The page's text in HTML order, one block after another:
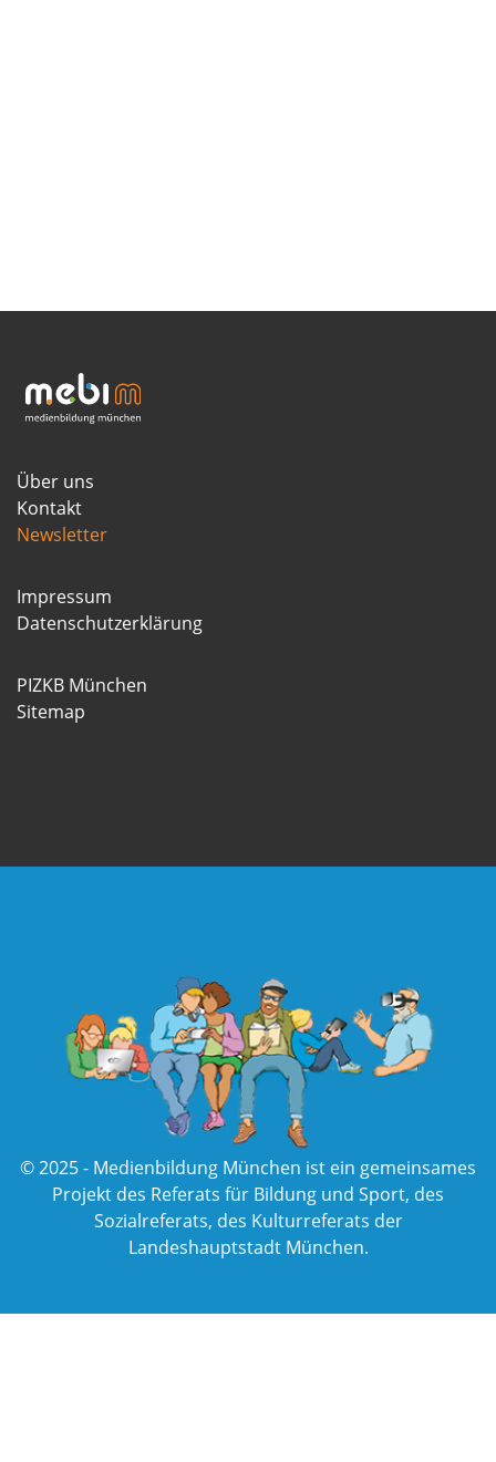
Über uns
Kontakt
Newsletter
Impressum
Datenschutzerklärung
PIZKB München
Sitemap
© 2025 - Medienbildung München ist ein gemeinsames
Projekt des Referats für Bildung und Sport, des
Sozialreferats, des Kulturreferats der
Landeshauptstadt München.